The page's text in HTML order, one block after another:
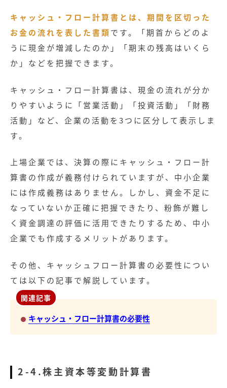
キャッシュ・フロー計算書とは、期間を区切った
お金の流れを表した書類です。「期首からどのよ
うに現金が増減したのか」「期末の残高はいくら
か」などを把握できます。
キャッシュ・フロー計算書は、現金の流れが分か
りやすいように「営業活動」「投資活動」「財務
活動」など、企業の活動を3つに区分して表示しま
す。
上場企業では、決算の際にキャッシュ・フロー計
算書の作成が義務付けられていますが、中小企業
には作成義務はありません。しかし、資金不足に
なっていないか正確に把握できたり、粉飾が難し
く資金調達の評価に活用できたりするため、中小
企業でも作成するメリットがあります。
その他、キャッシュフロー計算書の必要性につい
ては以下の記事で解説しています。
関連記事
キャッシュ・フロー計算書の必要性
2-4.株主資本等変動計算書